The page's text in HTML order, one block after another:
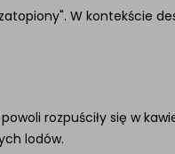
W kontekście
rozpuściły się w
lodów.